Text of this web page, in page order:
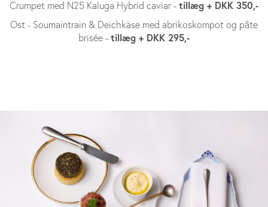
Crumpet med N25 Kaluga Hybrid caviar - tillæg + DKK 350,-
Ost - Soumaintrain & Deichkäse med abrikoskompot og pâte
brisée - tillæg + DKK 295,-